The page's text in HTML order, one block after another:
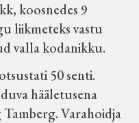
selts
koosnedes 9
liikmeteks vastu
valla kodanikku.
50 senti.
hääletusena
Varahoidja